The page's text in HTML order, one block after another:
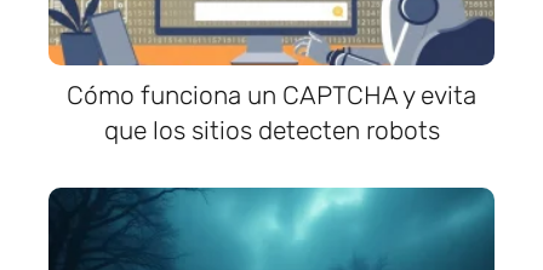
Cómo funciona un CAPTCHA y evita
que los sitios detecten robots